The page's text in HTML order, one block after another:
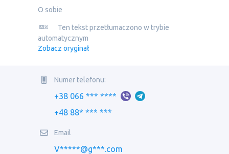
O sobie
Ten tekst przetłumaczono w trybie
automatycznym
Zobacz oryginał
Numer telefonu:
+38 066 *** ****
+48 88* *** ***
Email
V*****@g***.com